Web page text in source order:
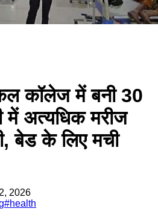
कॉलेज में बनी 30
में अत्यधिक मरीज
बेड के लिए मची
2026
#health